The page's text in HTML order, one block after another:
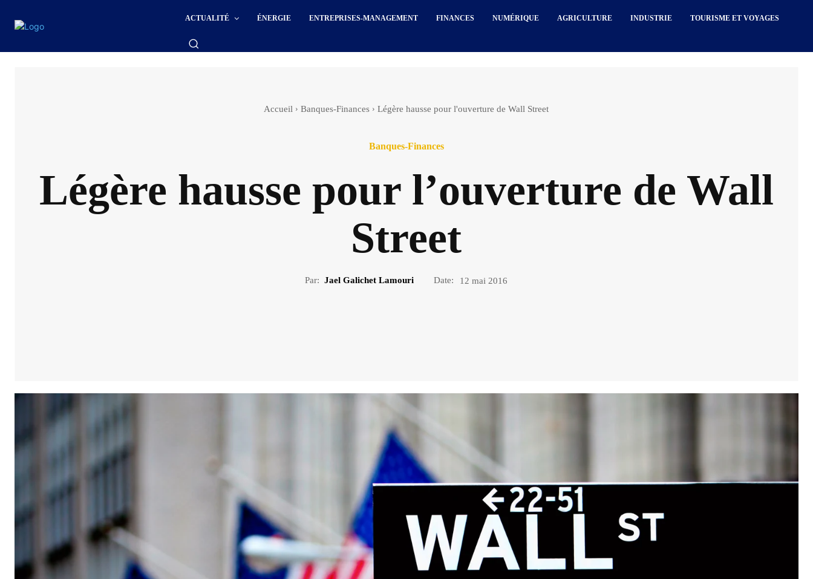
ACTUALITÉ ÉNERGIE ENTREPRISES-MANAGEMENT FINANCES NUMÉRIQUE AGRICULTURE INDUSTRIE TOURISME ET VOYAGES
Accueil Banques-Finances Légère hausse pour l'ouverture de Wall Street
Banques-Finances
Légère hausse pour l’ouverture de Wall
Street
Par: Jael Galichet Lamouri Date: 12 mai 2016